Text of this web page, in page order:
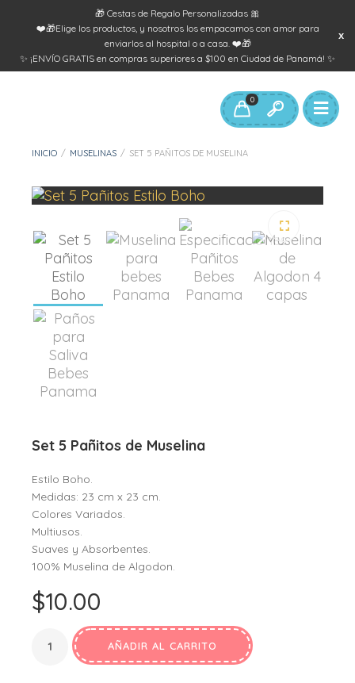
🎁 Cestas de Regalo Personalizadas 🎀
❤️🎁Elige los productos, y nosotros los empacamos con amor para
enviarlos al hospital o a casa. ❤️🎁
✨ ¡ENVÍO GRATIS en compras superiores a $100 en Ciudad de Panamá! ✨
0
INICIO / MUSELINAS / SET 5 PAÑITOS DE MUSELINA
🔍
Set 5 Pañitos de Muselina
Estilo Boho.
Medidas: 23 cm x 23 cm.
Colores Variados.
Multiusos.
Suaves y Absorbentes.
100% Muselina de Algodon.
$10.00
AÑADIR AL CARRITO